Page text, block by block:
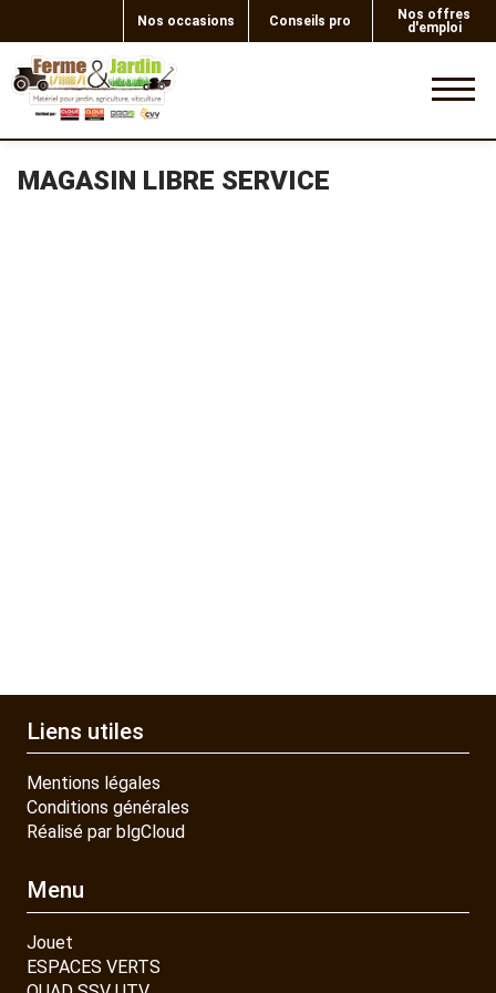
Nos occasions Conseils pro
Nos offres
d'emploi
QUAD SSV UTV
PIECES DETACHEES
CONTACT
MAGASIN LIBRE SERVICE
Liens utiles
Mentions légales
Conditions générales
Réalisé par blgCloud
Menu
Jouet
ESPACES VERTS